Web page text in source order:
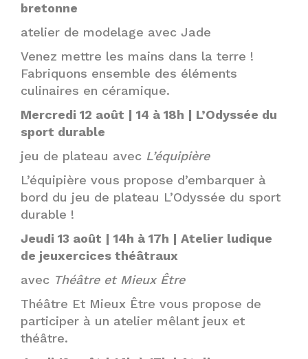
bretonne
atelier de modelage avec Jade
Venez mettre les mains dans la terre !
Fabriquons ensemble des éléments
culinaires en céramique.
Mercredi 12 août | 14 à 18h | L’Odyssée du
sport durable
jeu de plateau avec L’équipière
L’équipière vous propose d’embarquer à
bord du jeu de plateau L’Odyssée du sport
durable !
Jeudi 13 août | 14h à 17h | Atelier ludique
de jeuxercices théâtraux
avec Théâtre et Mieux Être
Théâtre Et Mieux Être vous propose de
participer à un atelier mêlant jeux et
théâtre.